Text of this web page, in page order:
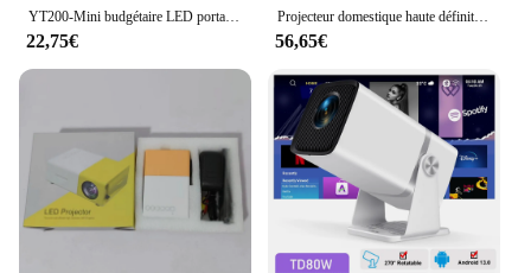
YT200-Mini budgétaire LED portable pour home cinéma, appareil de projection multimédia, écran LCD, lecteur vidéo, budgétaire intelligent
22,75€
Projecteur domestique haute définition 4K, 5G, cinéma maison immersif multifonctionnel, prend en charge la connexion Wi-Fi pour Android et Apple D
56,65€